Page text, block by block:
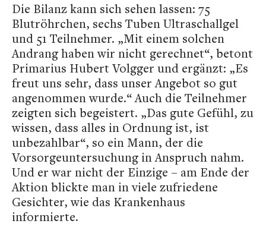
Die Bilanz kann sich sehen lassen: 75
Blutröhrchen, sechs Tuben Ultraschallgel
und 51 Teilnehmer. „Mit einem solchen
Andrang haben wir nicht gerechnet“, betont
Primarius Hubert Volgger und ergänzt: „Es
freut uns sehr, dass unser Angebot so gut
angenommen wurde.“ Auch die Teilnehmer
zeigten sich begeistert. „Das gute Gefühl, zu
wissen, dass alles in Ordnung ist, ist
unbezahlbar“, so ein Mann, der die
Vorsorgeuntersuchung in Anspruch nahm.
Und er war nicht der Einzige – am Ende der
Aktion blickte man in viele zufriedene
Gesichter, wie das Krankenhaus
informierte.